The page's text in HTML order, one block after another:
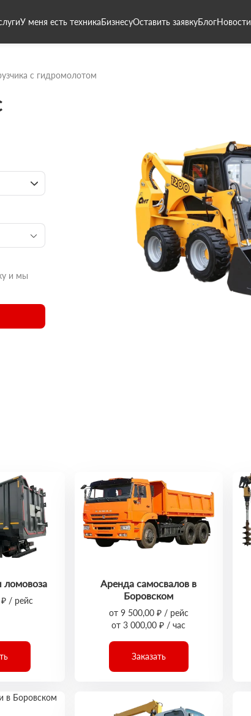
У меня есть техникаБизнесуОставить заявкуБлогНовости
с гидромолотом
и мы
ломовоза
/ рейс
Аренда самосвалов в
Боровском
от 9 500,00 ₽ / рейс
от 3 000,00 ₽ / час
Заказать